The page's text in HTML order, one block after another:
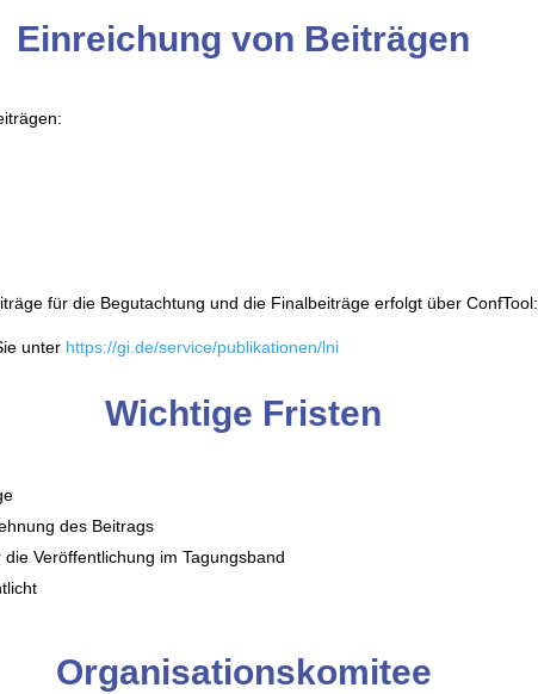
Einreichung von Beiträgen
für die Begutachtung und die Finalbeiträge erfolgt über ConfTool:
unter https://gi.de/service/publikationen/lni
Wichtige Fristen
des Beitrags
Veröffentlichung im Tagungsband
Organisationskomitee